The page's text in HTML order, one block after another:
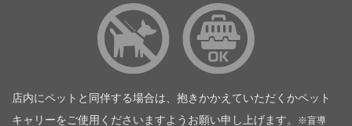
店内にペットと同伴する場合は、抱きかかえていただくかペット
キャリーをご使用くださいますようお願い申し上げます。
※盲導